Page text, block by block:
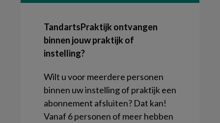
TandartsPraktijk ontvangen
binnen jouw praktijk of
instelling?
Wilt u voor meerdere personen
binnen uw instelling of praktijk een
abonnement afsluiten? Dat kan!
Vanaf 6 personen of meer hebben